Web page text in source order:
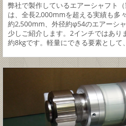
弊社で製作しているエアーシャフト（
は、全長2,000mmを超える実績も多
約2,500mm、外径約φ54のエアーシ
少しご紹介します。2インチではあり
約8kgです。軽量にできる要素として